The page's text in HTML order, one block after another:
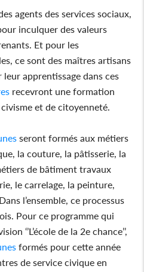
agents des services sociaux,
inculquer des valeurs
Et pour les
ce sont des maîtres artisans
apprentissage dans ces
recevront une formation
et de citoyenneté.
seront formés aux métiers
la couture, la pâtisserie, la
de bâtiment travaux
le carrelage, la peinture,
l’ensemble, ce processus
Pour ce programme qui
‘’L’école de la 2e chance’’,
formés pour cette année
de service civique en